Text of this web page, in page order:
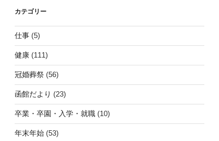
カテゴリー
仕事 (5)
健康 (111)
冠婚葬祭 (56)
函館だより (23)
卒業・卒園・入学・就職 (10)
年末年始 (53)